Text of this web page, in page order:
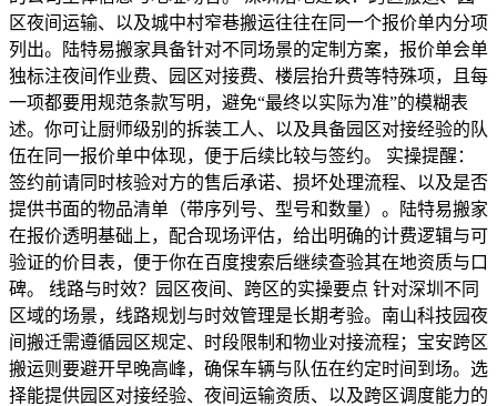
区夜间运输、以及城中村窄巷搬运往往在同一个报价单内分项
列出。陆特易搬家具备针对不同场景的定制方案，报价单会单
独标注夜间作业费、园区对接费、楼层抬升费等特殊项，且每
一项都要用规范条款写明，避免“最终以实际为准”的模糊表
述。你可让厨师级别的拆装工人、以及具备园区对接经验的队
伍在同一报价单中体现，便于后续比较与签约。 实操提醒：
签约前请同时核验对方的售后承诺、损坏处理流程、以及是否
提供书面的物品清单（带序列号、型号和数量）。陆特易搬家
在报价透明基础上，配合现场评估，给出明确的计费逻辑与可
验证的价目表，便于你在百度搜索后继续查验其在地资质与口
碑。 线路与时效？园区夜间、跨区的实操要点 针对深圳不同
区域的场景，线路规划与时效管理是长期考验。南山科技园夜
间搬迁需遵循园区规定、时段限制和物业对接流程；宝安跨区
搬运则要避开早晚高峰，确保车辆与队伍在约定时间到场。选
择能提供园区对接经验、夜间运输资质、以及跨区调度能力的